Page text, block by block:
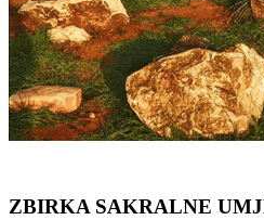
ZBIRKA SAKRALNE